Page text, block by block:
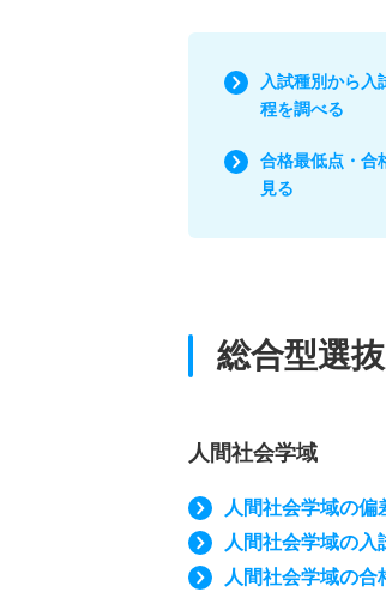
入試種別から入
程を調べる
合格最低点・合
見る
総合型選
人間社会学域
人間社会学域の偏
人間社会学域の入
人間社会学域の